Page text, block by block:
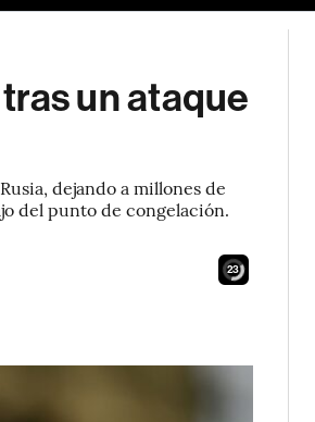
un ataque
dejando a millones de
del punto de congelación.
21